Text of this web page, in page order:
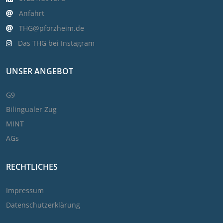
Anfahrt
THG@pforzheim.de
Das THG bei Instagram
UNSER ANGEBOT
G9
Bilingualer Zug
MINT
AGs
RECHTLICHES
Impressum
Datenschutzerklärung